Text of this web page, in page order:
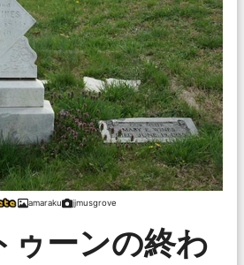
amaraku jjmusgrove
ゥーンの終わ